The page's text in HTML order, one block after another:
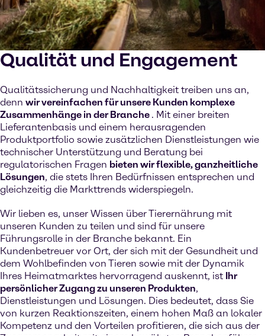
Qualität und Engagement
Qualitätssicherung und Nachhaltigkeit treiben uns an,
denn wir vereinfachen für unsere Kunden komplexe
Zusammenhänge in der Branche . Mit einer breiten
Lieferantenbasis und einem herausragenden
Produktportfolio sowie zusätzlichen Dienstleistungen wie
technischer Unterstützung und Beratung bei
regulatorischen Fragen bieten wir flexible, ganzheitliche
Lösungen, die stets Ihren Bedürfnissen entsprechen und
gleichzeitig die Markttrends widerspiegeln.
Wir lieben es, unser Wissen über Tierernährung mit
unseren Kunden zu teilen und sind für unsere
Führungsrolle in der Branche bekannt. Ein
Kundenbetreuer vor Ort, der sich mit der Gesundheit und
dem Wohlbefinden von Tieren sowie mit der Dynamik
Ihres Heimatmarktes hervorragend auskennt, ist Ihr
persönlicher Zugang zu unseren Produkten,
Dienstleistungen und Lösungen. Dies bedeutet, dass Sie
von kurzen Reaktionszeiten, einem hohen Maß an lokaler
Kompetenz und den Vorteilen profitieren, die sich aus der